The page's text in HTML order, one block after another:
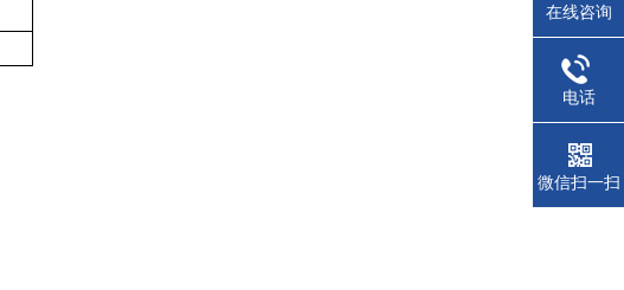
在线咨询
电话
微信扫一扫